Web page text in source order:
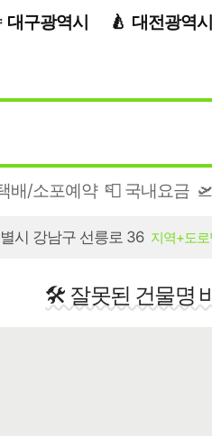
대구광역시 대전광역시
배/소포예약 📮 국내요금
시 강남구 선릉로 36 지역+도
🛠️ 잘못된 건물명